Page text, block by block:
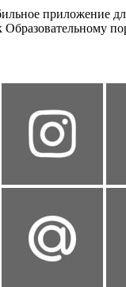
приложение
Образовательному